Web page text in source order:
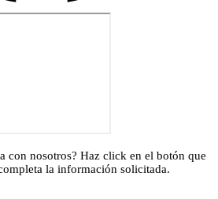
con nosotros? Haz click en el botón que
la información solicitada.